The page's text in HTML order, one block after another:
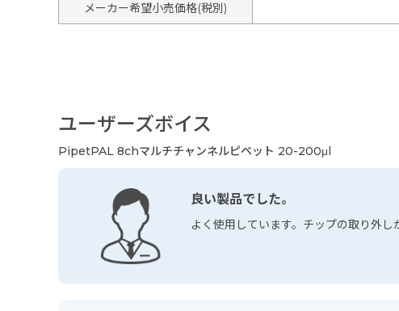
メーカー希望小売価格(税別)
ユーザーズボイス
PipetPAL 8chマルチチャンネルピペット 20-200μl
良い製品でした。
よく使用しています。チップの取り外し